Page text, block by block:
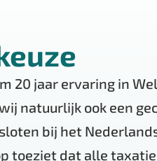
20 jaar ervaring in
natuurlijk ook een
bij het
toeziet dat alle